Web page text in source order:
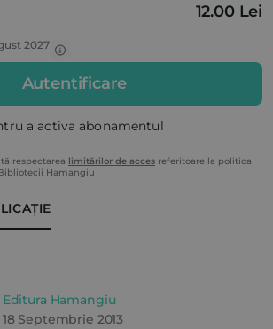
Editura Hamangiu
18 Septembrie 2013
12.00 Lei
2027
Autentificare
a activa abonamentul
respectarea limitărilor de acces referitoare la politica
Hamangiu